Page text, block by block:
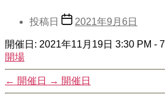
投稿日 2021年9月6日
開催日: 2021年11月19日 3:30 PM -
開場
← 開催日 → 開催日